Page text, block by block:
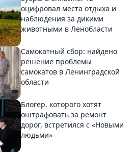
оцифровал места отдыха и
наблюдения за дикими
животными в Ленобласти
Самокатный сбор: найдено
решение проблемы
самокатов в Ленинградской
области
Блогер, которого хотят
оштрафовать за ремонт
дорог, встретился с «Новыми
людьми»